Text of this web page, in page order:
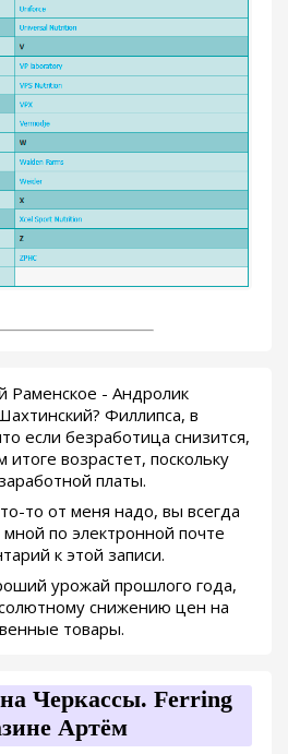
Раменское - Андролик
Филлипса, в
если безработица снизится,
возрастет, поскольку
платы.
то от меня надо, вы всегда
по электронной почте
к этой записи.
урожай прошлого года,
снижению цен на
товары.
Черкассы. Ferring
Артём